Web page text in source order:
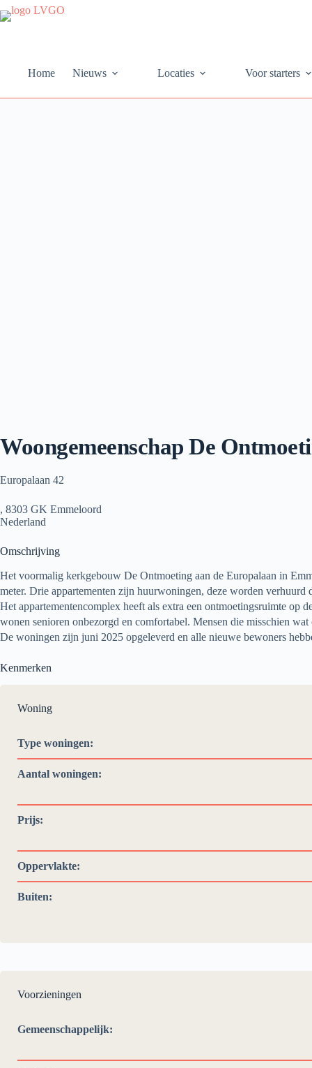
Ga
naar
Home Nieuws Locaties Voor starters
Woongemeenschap De
Europalaan 42
, 8303 GK Emmeloord
Nederland
Omschrijving
Het voormalig kerkgebouw De Ontmoeting aan de Europalaan in
meter. Drie appartementen zijn huurwoningen, deze worden
Het appartementencomplex heeft als extra een ontmoetingsruimte
wonen senioren onbezorgd en comfortabel. Mensen die misschien
De woningen zijn juni 2025 opgeleverd en alle nieuwe bewoners
Kenmerken
Woning
Type woningen:
Aantal woningen:
Prijs:
Oppervlakte:
Buiten:
Voorzieningen
Gemeenschappelijk: